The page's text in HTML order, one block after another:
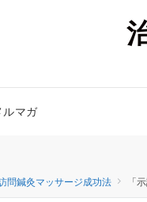
ルマガ
問鍼灸マッサージ成功法 「